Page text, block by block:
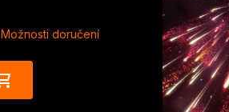
Možnosti doručení